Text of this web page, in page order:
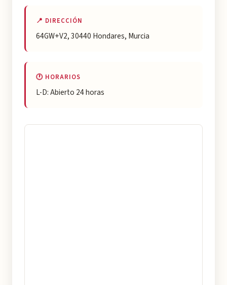
📍 DIRECCIÓN
64GW+V2, 30440 Hondares, Murcia
🕐 HORARIOS
L-D: Abierto 24 horas